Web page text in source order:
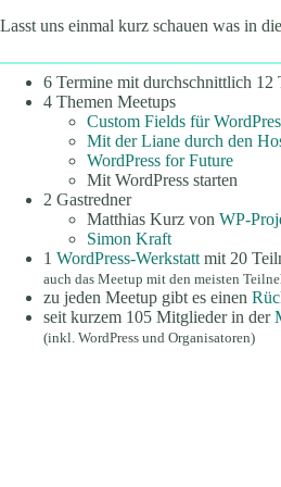
Lasst uns einmal kurz schauen was in
6 Termine mit durchschnittlich 12
4 Themen Meetups
Custom Fields für
Mit der Liane durch den
WordPress for Future
Mit WordPress starten
2 Gastredner
Matthias Kurz von WP-
Simon Kraft
1 WordPress-Werkstatt mit 20
auch das Meetup mit den meisten
zu jeden Meetup gibt es einen
seit kurzem 105 Mitglieder in der
(inkl. WordPress und Organisatoren)